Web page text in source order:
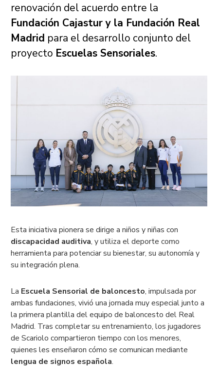
renovación del acuerdo entre la
Fundación Cajastur y la Fundación Real
Madrid para el desarrollo conjunto del
proyecto Escuelas Sensoriales.
Esta iniciativa pionera se dirige a niños y niñas con
discapacidad auditiva, y utiliza el deporte como
herramienta para potenciar su bienestar, su autonomía y
su integración plena.
La Escuela Sensorial de baloncesto, impulsada por
ambas fundaciones, vivió una jornada muy especial junto a
la primera plantilla del equipo de baloncesto del Real
Madrid. Tras completar su entrenamiento, los jugadores
de Scariolo compartieron tiempo con los menores,
quienes les enseñaron cómo se comunican mediante
lengua de signos española.